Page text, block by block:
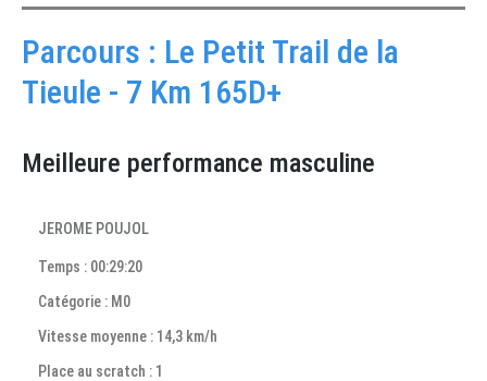
Parcours : Le Petit Trail de la
Tieule - 7 Km 165D+
Meilleure performance masculine
JEROME POUJOL
Temps : 00:29:20
Catégorie : M0
Vitesse moyenne : 14,3 km/h
Place au scratch : 1